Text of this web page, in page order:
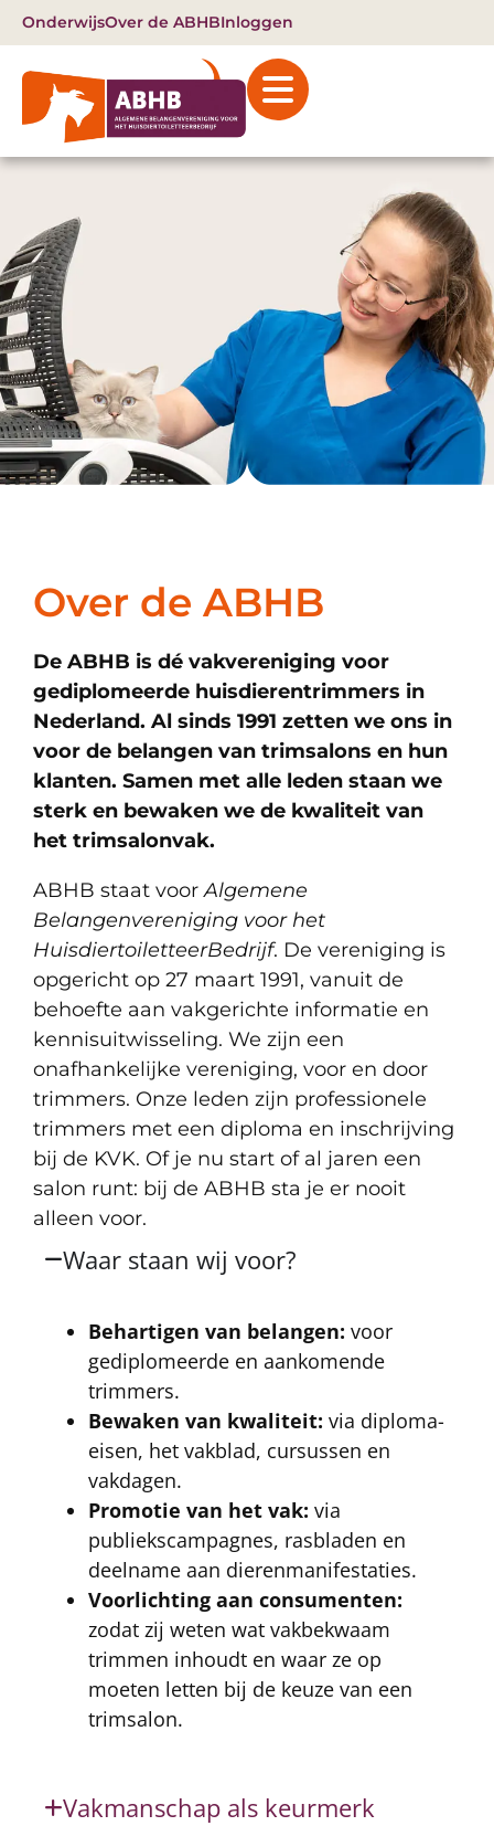
OnderwijsOver de ABHBInloggen
Over de ABHB
De ABHB is dé vakvereniging voor
gediplomeerde huisdierentrimmers in
Nederland. Al sinds 1991 zetten we ons in
voor de belangen van trimsalons en hun
klanten. Samen met alle leden staan we
sterk en bewaken we de kwaliteit van
het trimsalonvak.
ABHB staat voorAlgemene
Belangenvereniging voor het
HuisdiertoiletteerBedrijf. De vereniging is
opgericht op 27 maart 1991, vanuit de
behoefte aan vakgerichte informatie en
kennisuitwisseling. We zijn een
onafhankelijke vereniging, voor en door
trimmers. Onze leden zijn professionele
trimmers met een diploma en inschrijving
bij de KVK. Of je nu start of al jaren een
salon runt: bij de ABHB sta je er nooit
alleen voor.
Waar staan wij voor?
Behartigen van belangen: voor
gediplomeerde en aankomende
trimmers.
Bewaken van kwaliteit: via diploma-
eisen, het vakblad, cursussen en
vakdagen.
Promotie van het vak: via
publiekscampagnes, rasbladen en
deelname aan dierenmanifestaties.
Voorlichting aan consumenten:
zodat zij weten wat vakbekwaam
trimmen inhoudt en waar ze op
moeten letten bij de keuze van een
trimsalon.
Vakmanschap als keurmerk